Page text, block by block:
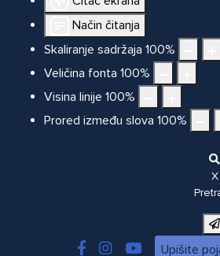
Način čitanja
Skaliranje sadržaja 100%
Veličina fonta 100%
Visina linije 100%
Prored između slova 100%
X